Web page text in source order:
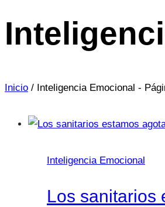
Inicio / Inteligencia Emocional -
Inteligencia Emocional
Los sanitarios